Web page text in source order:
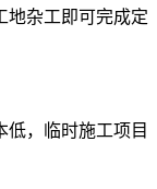
地杂工即可完成定
低，临时施工项目